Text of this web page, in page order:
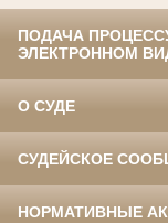
ПОДАЧА
ЭЛЕКТРОННОМ
О СУДЕ
СУДЕЙСКОЕ
НОРМАТИВНЫЕ